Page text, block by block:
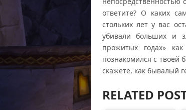
ответите? О каких
стольких лет у вас
убивали больших и
прожитых годах»
познакомился с твоей
скажете, как бывалый
RELATED